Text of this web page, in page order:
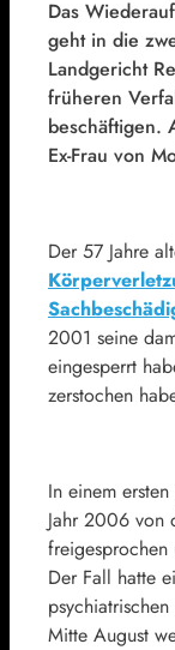
Das
geht in die
Landgericht
früheren
beschäftigen.
Ex-Frau von
Der 57 Jahre
2001 seine
eingesperrt
zerstochen
In einem
Jahr 2006 von
Der Fall hatte
Mitte August